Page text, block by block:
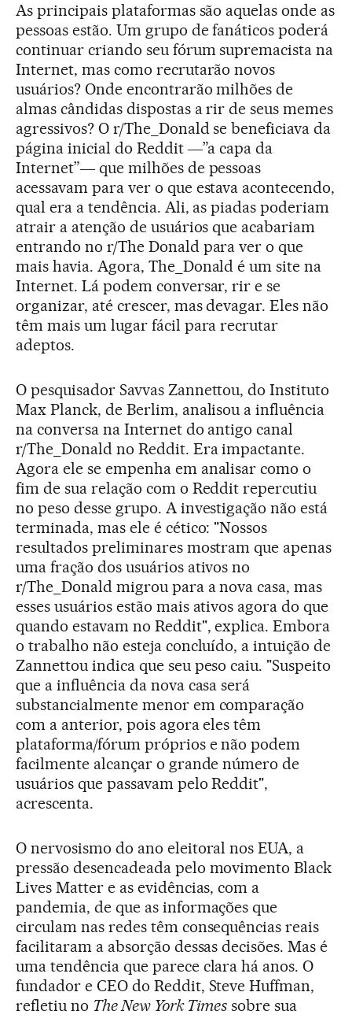
As principais plataformas são aquelas onde as
pessoas estão. Um grupo de fanáticos poderá
continuar criando seu fórum supremacista na
Internet, mas como recrutarão novos
usuários? Onde encontrarão milhões de
almas cândidas dispostas a rir de seus memes
agressivos? O r/The_Donald se beneficiava da
página inicial do Reddit ―”a capa da
Internet”― que milhões de pessoas
acessavam para ver o que estava acontecendo,
qual era a tendência. Ali, as piadas poderiam
atrair a atenção de usuários que acabariam
entrando no r/The Donald para ver o que
mais havia. Agora, The_Donald é um site na
Internet. Lá podem conversar, rir e se
organizar, até crescer, mas devagar. Eles não
têm mais um lugar fácil para recrutar
adeptos.
O pesquisador Savvas Zannettou, do Instituto
Max Planck, de Berlim, analisou a influência
na conversa na Internet do antigo canal
r/The_Donald no Reddit. Era impactante.
Agora ele se empenha em analisar como o
fim de sua relação com o Reddit repercutiu
no peso desse grupo. A investigação não está
terminada, mas ele é cético: "Nossos
resultados preliminares mostram que apenas
uma fração dos usuários ativos no
r/The_Donald migrou para a nova casa, mas
esses usuários estão mais ativos agora do que
quando estavam no Reddit", explica. Embora
o trabalho não esteja concluído, a intuição de
Zannettou indica que seu peso caiu. "Suspeito
que a influência da nova casa será
substancialmente menor em comparação
com a anterior, pois agora eles têm
plataforma/fórum próprios e não podem
facilmente alcançar o grande número de
usuários que passavam pelo Reddit",
acrescenta.
O nervosismo do ano eleitoral nos EUA, a
pressão desencadeada pelo movimento Black
Lives Matter e as evidências, com a
pandemia, de que as informações que
circulam nas redes têm consequências reais
facilitaram a absorção dessas decisões. Mas é
uma tendência que parece clara há anos. O
fundador e CEO do Reddit, Steve Huffman,
refletiu no The New York Times sobre sua